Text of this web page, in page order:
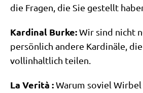
die Fra­gen, die Sie gestellt
Kar­di­nal Bur­ke:Wir sind nicht
per­sön­lich ande­re Kar­di­nä­le,
voll­in­halt­lich teilen.
La Veri­tà :War­um soviel